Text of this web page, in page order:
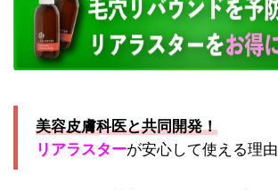
美容皮膚科医と共同開発！
リアラスターが安心して使える理由